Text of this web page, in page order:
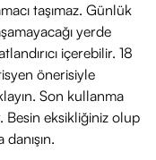
taşımaz. Günlük
yerde
içerebilir. 18
önerisiyle
Son kullanma
Besin eksikliğiniz olup